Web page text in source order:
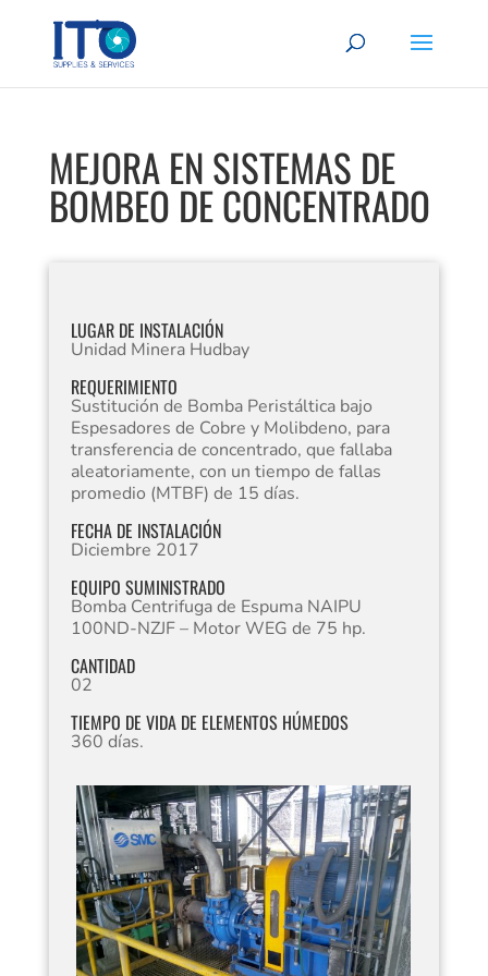
MEJORA EN SISTEMAS DE
BOMBEO DE CONCENTRADO
LUGAR DE INSTALACIÓN
Unidad Minera Hudbay
REQUERIMIENTO
Sustitución de Bomba Peristáltica bajo
Espesadores de Cobre y Molibdeno, para
transferencia de concentrado, que fallaba
aleatoriamente, con un tiempo de fallas
promedio (MTBF) de 15 días.
FECHA DE INSTALACIÓN
Diciembre 2017
EQUIPO SUMINISTRADO
Bomba Centrifuga de Espuma NAIPU
100ND-NZJF – Motor WEG de 75 hp.
CANTIDAD
02
TIEMPO DE VIDA DE ELEMENTOS HÚMEDOS
360 días.